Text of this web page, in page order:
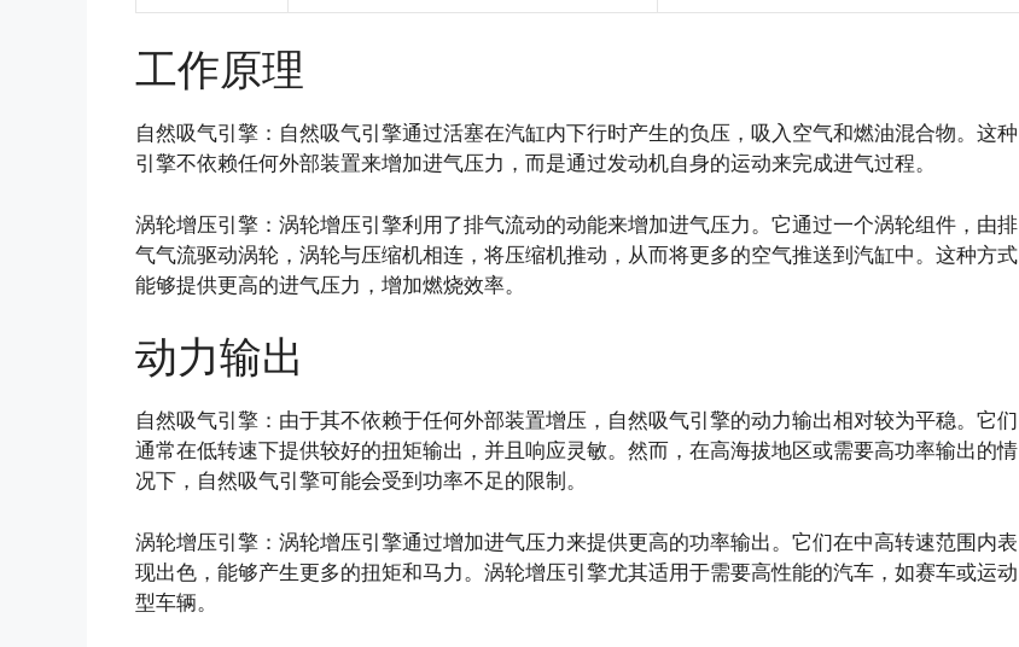
工作原理
自然吸气引擎：自然吸气引擎通过活塞在汽缸内下行时产生的负压，吸入空气和燃油混合物。这种
引擎不依赖任何外部装置来增加进气压力，而是通过发动机自身的运动来完成进气过程。
涡轮增压引擎：涡轮增压引擎利用了排气流动的动能来增加进气压力。它通过一个涡轮组件，由排
气气流驱动涡轮，涡轮与压缩机相连，将压缩机推动，从而将更多的空气推送到汽缸中。这种方式
能够提供更高的进气压力，增加燃烧效率。
动力输出
自然吸气引擎：由于其不依赖于任何外部装置增压，自然吸气引擎的动力输出相对较为平稳。它们
通常在低转速下提供较好的扭矩输出，并且响应灵敏。然而，在高海拔地区或需要高功率输出的情
况下，自然吸气引擎可能会受到功率不足的限制。
涡轮增压引擎：涡轮增压引擎通过增加进气压力来提供更高的功率输出。它们在中高转速范围内表
现出色，能够产生更多的扭矩和马力。涡轮增压引擎尤其适用于需要高性能的汽车，如赛车或运动
型车辆。